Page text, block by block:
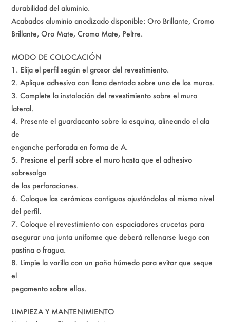
durabilidad del aluminio.
Acabados aluminio anodizado disponible: Oro Brillante, Cromo
Brillante, Oro Mate, Cromo Mate, Peltre.
MODO DE COLOCACIÓN
1. Elija el perfil según el grosor del revestimiento.
2. Aplique adhesivo con llana dentada sobre uno de los muros.
3. Complete la instalación del revestimiento sobre el muro
lateral.
4. Presente el guardacanto sobre la esquina, alineando el ala
de
enganche perforada en forma de A.
5. Presione el perfil sobre el muro hasta que el adhesivo
sobresalga
de las perforaciones.
6. Coloque las cerámicas contiguas ajustándolas al mismo nivel
del perfil.
7. Coloque el revestimiento con espaciadores crucetas para
asegurar una junta uniforme que deberá rellenarse luego con
pastina o fragua.
8. Limpie la varilla con un paño húmedo para evitar que seque
el
pegamento sobre ellos.
LIMPIEZA Y MANTENIMIENTO